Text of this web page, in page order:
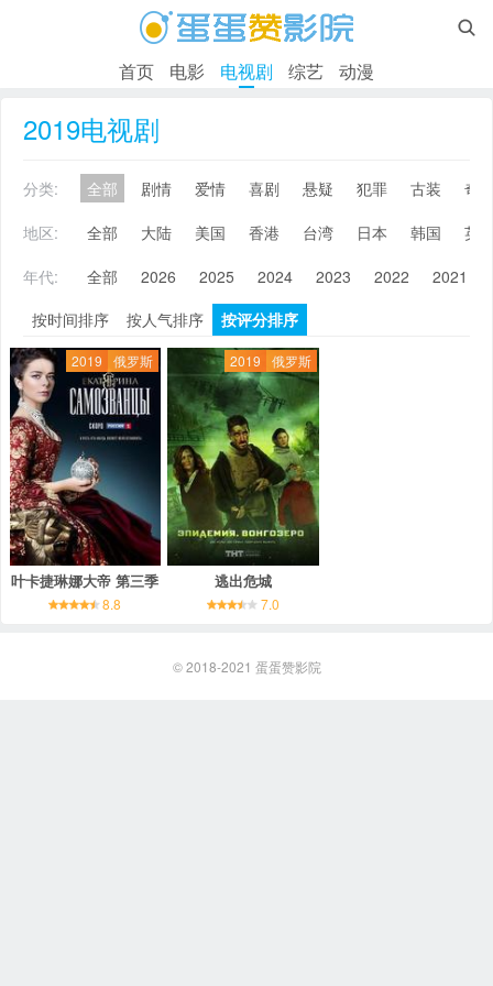

首页 电影 电视剧 综艺 动漫
2019电视剧
分类: 全部 剧情 爱情 喜剧 悬疑 犯罪 古装
奇
地区:
全部 大陆 美国 香港 台湾 日本 韩国
英
年代:
全部 2026 2025 2024 2023 2022 2021
按时间排序
按人气排序 按评分排序
2019 俄罗斯
叶卡捷琳娜大帝 第三季
8.8
2019 俄罗斯
逃出危城
7.0
© 2018-2021 蛋蛋赞影院